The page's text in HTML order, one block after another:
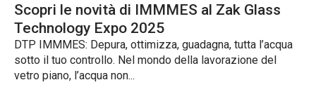
Scopri le novità di IMMMES al Zak Glass
Technology Expo 2025
DTP IMMMES: Depura, ottimizza, guadagna, tutta l’acqua
sotto il tuo controllo. Nel mondo della lavorazione del
vetro piano, l’acqua non...